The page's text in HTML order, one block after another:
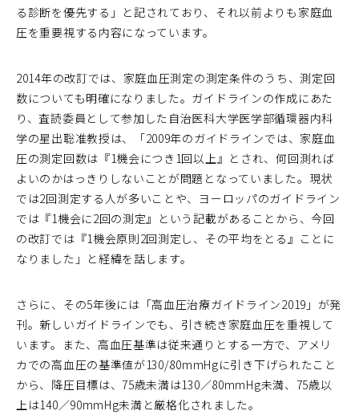
る診断を優先する」と記されており、それ以前よりも家庭血
圧を重要視する内容になっています。
2014年の改訂では、家庭血圧測定の測定条件のうち、測定回
数についても明確になりました。ガイドラインの作成にあた
り、査読委員として参加した自治医科大学医学部循環器内科
学の星出聡准教授は、「2009年のガイドラインでは、家庭血
圧の測定回数は『1機会につき1回以上』とされ、何回測れば
よいのかはっきりしないことが問題となっていました。現状
では2回測定する人が多いことや、ヨーロッパのガイドライン
では『1機会に2回の測定』という記載があることから、今回
の改訂では『1機会原則2回測定し、その平均をとる』ことに
なりました」と経緯を話します。
さらに、その5年後には「高血圧治療ガイドライン2019」が発
刊。新しいガイドラインでも、引き続き家庭血圧を重視して
います。また、高血圧基準は従来通りとする一方で、アメリ
カでの高血圧の基準値が130/80mmHgに引き下げられたこと
から、降圧目標は、75歳未満は130／80mmHg未満、75歳以
上は140／90mmHg未満と厳格化されました。